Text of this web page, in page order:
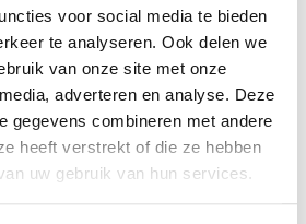
voor social media te bieden
te analyseren. Ook delen we
van onze site met onze
adverteren en analyse. Deze
gegevens combineren met andere
heeft verstrekt of die ze hebben
uw gebruik van hun services.
voor de goede
zeker ook dat AB Midden
zorgt dat de huisvesting,
randzaken op orde
mede voor dat de EU-
op tijd zijn. AB Midden